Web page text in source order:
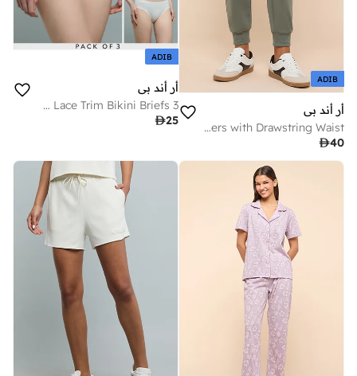
ADIB
أر أند بي
Solid Joggers with Drawstring Waist
40
ADIB
أر أند بي
3 Pack Lace Trim Bikini Briefs
25